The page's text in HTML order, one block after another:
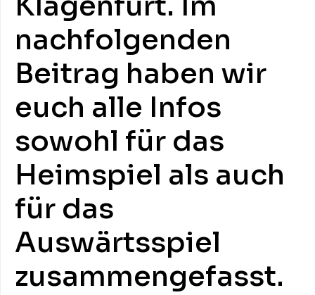
nachfolgenden
Beitrag haben wir
euch alle Infos
sowohl für das
Heimspiel als auch
für das
Auswärtsspiel
zusammengefasst.